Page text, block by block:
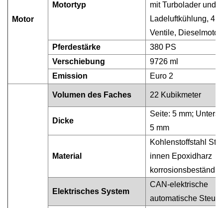
Motor
Motortyp
mit Turbolader und
Ladeluftkühlung, 4
Ventile, Dieselmotor
Pferdestärke
380 PS
Verschiebung
9726 ml
Emission
Euro 2
Volumen des Faches 22 Kubikmeter
Dicke
Seite: 5 mm;
5 mm
Material
Kohlenstoffstahl
innen Epoxidharz
korrosionsbeständig
Elektrisches System
CAN-elektrische
automatische